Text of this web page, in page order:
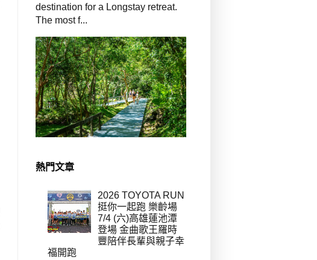
destination for a Longstay retreat.
The most f...
熱門文章
2026 TOYOTA RUN
挺你一起跑 樂齡場
7/4 (六)高雄蓮池潭
登場 金曲歌王羅時
豐陪伴長輩與親子幸
福開跑